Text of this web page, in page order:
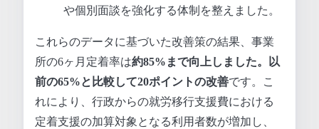
や個別面談を強化する体制を整えました。
これらのデータに基づいた改善策の結果、事業
所の6ヶ月定着率は約85% まで向上しました。以
前の65%と比較して20ポイントの改善です。こ
れにより、行政からの就労移行支援費における
定着支援の加算対象となる利用者数が増加し、